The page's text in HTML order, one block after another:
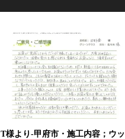
T様より-甲府市・施工内容；ウッ